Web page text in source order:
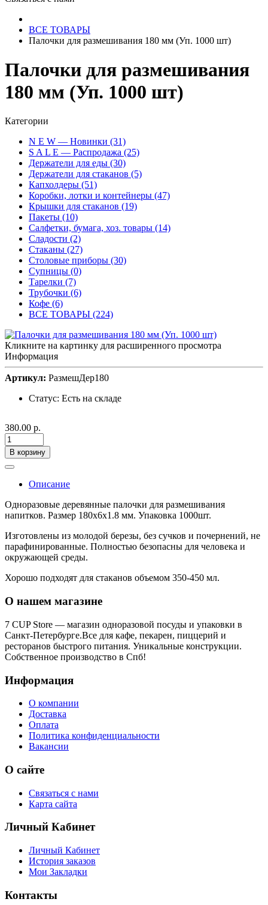
ВСЕ ТОВАРЫ
Палочки для размешивания 180 мм (Уп. 1000 шт)
Палочки для размешивания
180 мм (Уп. 1000 шт)
Категории
N E W — Новинки (31)
S A L E — Распродажа (25)
Держатели для еды (30)
Держатели для стаканов (5)
Капхолдеры (51)
Коробки, лотки и контейнеры (47)
Крышки для стаканов (19)
Пакеты (10)
Салфетки, бумага, хоз. товары (14)
Сладости (2)
Стаканы (27)
Столовые приборы (30)
Супницы (0)
Тарелки (7)
Трубочки (6)
Кофе (6)
ВСЕ ТОВАРЫ (224)
Кликните на картинку для расширенного просмотра
Информация
Артикул: РазмешДер180
Статус: Есть на складе
380.00 р.
В корзину
Описание
Одноразовые деревянные палочки для размешивания
напитков. Размер 180х6х1.8 мм. Упаковка 1000шт.
Изготовлены из молодой березы, без сучков и почернений, не
парафинированные. Полностью безопасны для человека и
окружающей среды.
Хорошо подходят для стаканов объемом 350-450 мл.
О нашем магазине
7 CUP Store — магазин одноразовой посуды и упаковки в
Санкт-Петербурге.Все для кафе, пекарен, пиццерий и
ресторанов быстрого питания. Уникальные конструкции.
Собственное производство в Спб!
Информация
О компании
Доставка
Оплата
Политика конфиденциальности
Вакансии
О сайте
Связаться с нами
Карта сайта
Личный Кабинет
Личный Кабинет
История заказов
Мои Закладки
Контакты